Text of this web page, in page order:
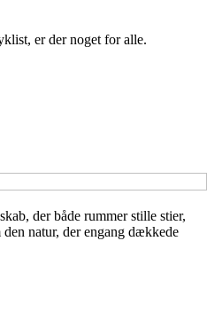
er der noget for alle.
der både rummer stille stier,
natur, der engang dækkede